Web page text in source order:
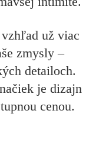
už viac
zmysly –
detailoch.
je dizajn
cenou.